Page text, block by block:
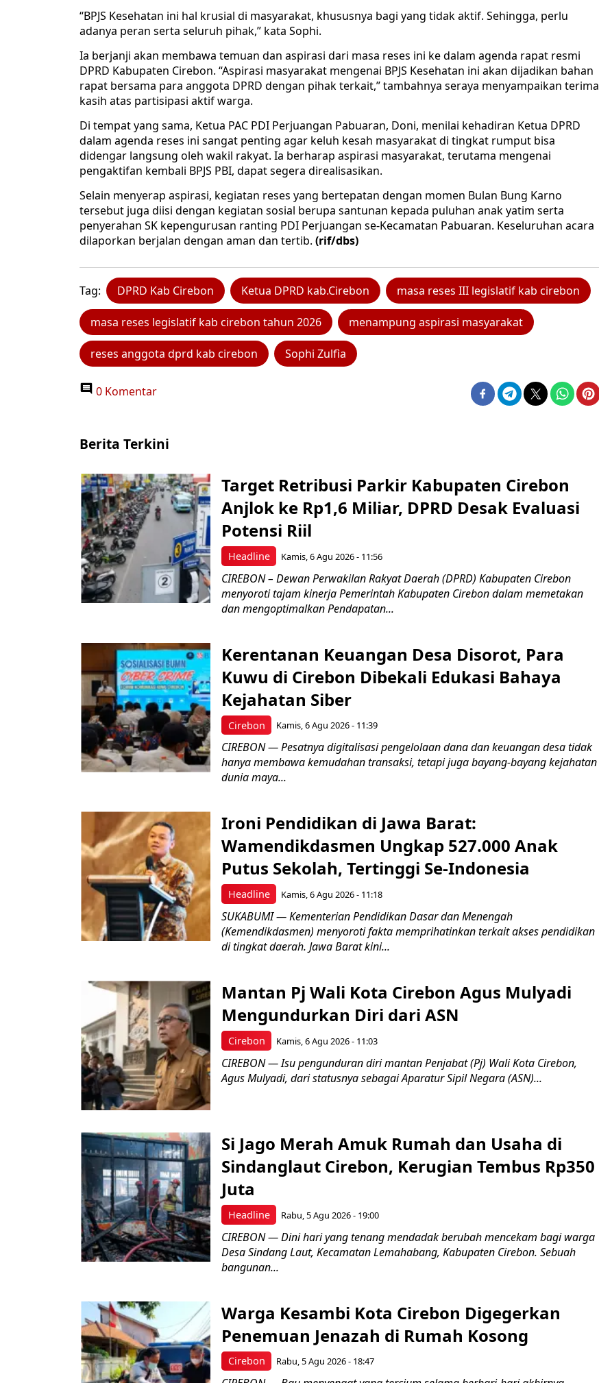
“BPJS Kesehatan ini hal krusial di masyarakat, khususnya bagi yang tidak aktif. Sehingga, perlu
adanya peran serta seluruh pihak,” kata Sophi.
Ia berjanji akan membawa temuan dan aspirasi dari masa reses ini ke dalam agenda rapat resmi
DPRD Kabupaten Cirebon. “Aspirasi masyarakat mengenai BPJS Kesehatan ini akan dijadikan bahan
rapat bersama para anggota DPRD dengan pihak terkait,” tambahnya seraya menyampaikan terima
kasih atas partisipasi aktif warga.
Di tempat yang sama, Ketua PAC PDI Perjuangan Pabuaran, Doni, menilai kehadiran Ketua DPRD
dalam agenda reses ini sangat penting agar keluh kesah masyarakat di tingkat rumput bisa
didengar langsung oleh wakil rakyat. Ia berharap aspirasi masyarakat, terutama mengenai
pengaktifan kembali BPJS PBI, dapat segera direalisasikan.
Selain menyerap aspirasi, kegiatan reses yang bertepatan dengan momen Bulan Bung Karno
tersebut juga diisi dengan kegiatan sosial berupa santunan kepada puluhan anak yatim serta
penyerahan SK kepengurusan ranting PDI Perjuangan se-Kecamatan Pabuaran. Keseluruhan acara
dilaporkan berjalan dengan aman dan tertib. (rif/dbs)
Tag: DPRD Kab Cirebon Ketua DPRD kab.Cirebon masa reses III legislatif kab cirebon
masa reses legislatif kab cirebon tahun 2026 menampung aspirasi masyarakat
reses anggota dprd kab cirebon Sophi Zulfìa
0 Komentar
Berita Terkini
Headline
Target Retribusi Parkir Kabupaten Cirebon
Anjlok ke Rp1,6 Miliar, DPRD Desak Evaluasi
Potensi Riil
Kamis, 6 Agu 2026 - 11:56
CIREBON – Dewan Perwakilan Rakyat Daerah (DPRD) Kabupaten Cirebon
menyoroti tajam kinerja Pemerintah Kabupaten Cirebon dalam memetakan
dan mengoptimalkan Pendapatan...
Cirebon
Kerentanan Keuangan Desa Disorot, Para
Kuwu di Cirebon Dibekali Edukasi Bahaya
Kejahatan Siber
Kamis, 6 Agu 2026 - 11:39
CIREBON — Pesatnya digitalisasi pengelolaan dana dan keuangan desa tidak
hanya membawa kemudahan transaksi, tetapi juga bayang-bayang kejahatan
dunia maya...
Headline
Ironi Pendidikan di Jawa Barat:
Wamendikdasmen Ungkap 527.000 Anak
Putus Sekolah, Tertinggi Se-Indonesia
Kamis, 6 Agu 2026 - 11:18
SUKABUMI — Kementerian Pendidikan Dasar dan Menengah
(Kemendikdasmen) menyoroti fakta memprihatinkan terkait akses pendidikan
di tingkat daerah. Jawa Barat kini...
Cirebon
Mantan Pj Wali Kota Cirebon Agus Mulyadi
Mengundurkan Diri dari ASN
Kamis, 6 Agu 2026 - 11:03
CIREBON — Isu pengunduran diri mantan Penjabat (Pj) Wali Kota Cirebon,
Agus Mulyadi, dari statusnya sebagai Aparatur Sipil Negara (ASN)...
Headline
Si Jago Merah Amuk Rumah dan Usaha di
Sindanglaut Cirebon, Kerugian Tembus Rp350
Juta
Rabu, 5 Agu 2026 - 19:00
CIREBON — Dini hari yang tenang mendadak berubah mencekam bagi warga
Desa Sindang Laut, Kecamatan Lemahabang, Kabupaten Cirebon. Sebuah
bangunan...
Cirebon
Warga Kesambi Kota Cirebon Digegerkan
Penemuan Jenazah di Rumah Kosong
Rabu, 5 Agu 2026 - 18:47